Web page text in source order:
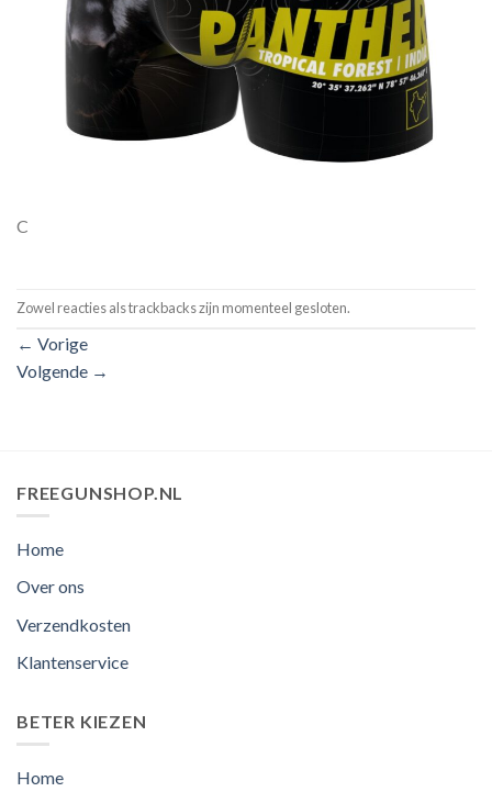
C
Zowel reacties als trackbacks zijn momenteel gesloten.
← Vorige
Volgende →
FREEGUNSHOP.NL
Home
Over ons
Verzendkosten
Klantenservice
BETER KIEZEN
Home